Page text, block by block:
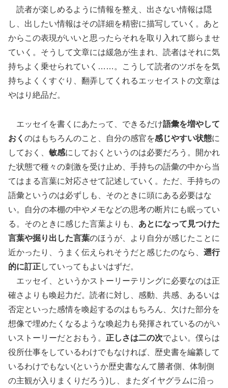
読者が楽しめるように情報を整え、出さない情報は隠
し、出したい情報はその詳細を精密に描写していく。あと
からこの表現がいいと思ったらそれを取り入れて膨らませ
ていく。そうして文章には緩急が生まれ、読者はそれに気
持ちよく乗せられていく……。こうして読者のツボをを気
持ちよくくすぐり、翻弄してくれるエッセイストの文章は
やはり絶品だ。
エッセイを書くにあたって、できるだけ語彙を増やして
おく のはもちろんのこと、自分の感官を感じやすい状態に
しておく、 敏感にしておくというのは必要だろう。開かれ
た状態で種々の刺激を受け止め、手持ちの語彙の中から当
てはまる言葉に対応させて記述していく。ただ、手持ちの
語彙というのは必ずしも、そのときに頭にある必要はな
い。自分の本棚の中やメモなどの思考の断片にも眠ってい
る。そのときに感じた言葉よりも、 あとになって見つけた
言葉や掘り出した言葉のほうが、より自分が感じたことに
近かったり、うまく伝えられそうだと感じたのなら、 遡行
的に訂正していってもよいはずだ。
エッセイ、というかストーリーテリングに必要なのは正
確さよりも喚起力だ。読者に対し、感動、共感、あるいは
否定といった感情を喚起するのはもちろん、欠けた部分を
想像で埋めたくなるような喚起力も発揮されているのがい
いストーリーだとおもう。 正しさは二の次でよい。僕らは
役所仕事をしているわけでもなければ、歴史書を編纂して
いるわけでもない(というか歴史書なんて勝者側、体制側
の主観が入りまくりだろう)し、またダイヤグラムに沿っ